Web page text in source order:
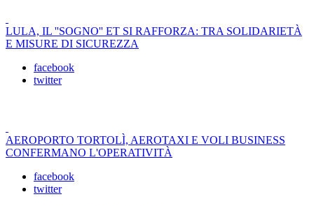
LULA, IL ''SOGNO'' ET SI RAFFORZA: TRA SOLIDARIETÀ
E MISURE DI SICUREZZA
facebook
twitter
AEROPORTO TORTOLÌ, AEROTAXI E VOLI BUSINESS
CONFERMANO L'OPERATIVITÀ
facebook
twitter